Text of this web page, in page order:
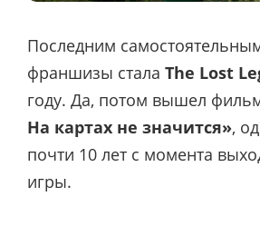
Последним
франшизы стала The Lost
году. Да, потом вышел
На картах не значится»,
почти 10 лет с момента
игры.